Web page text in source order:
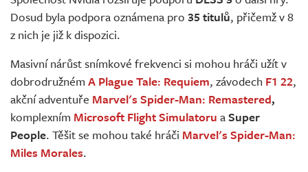
Živě
Dosud byla podpora oznámena pro 35 titulů, přičemž v 8
z nich je již k dispozici.
Masivní nárůst snímkové frekvenci si mohou hráči užít v
dobrodružném A Plague Tale: Requiem, závodech F1 22,
akční adventuře Marvel's Spider-Man: Remastered,
komplexním Microsoft Flight Simulatoru aSuper
People. Těšit se mohou také hráči Marvel's Spider-Man:
Miles Morales.